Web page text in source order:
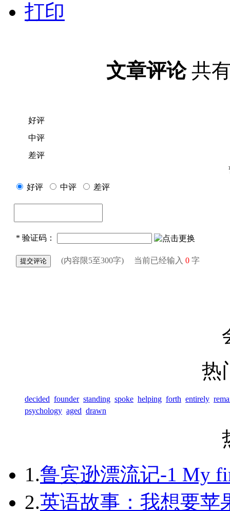
打印
文章评论共
热
decided founder standing spoke helping forth entirely
psychology aged drawn
1.鲁宾逊漂流记-1 My
2.英语故事：我想要苹